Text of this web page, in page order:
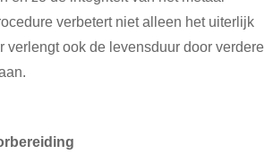
verbetert niet alleen het uiterlijk
verlengt ook de levensduur door verdere